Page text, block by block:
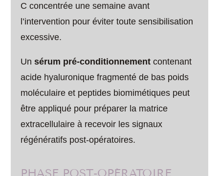
C concentrée une semaine avant
l’intervention pour éviter toute sensibilisation
excessive.
Unsérum pré-conditionnement contenant
acide hyaluronique fragmenté de bas poids
moléculaire et peptides biomimétiques peut
être appliqué pour préparer la matrice
extracellulaire à recevoir les signaux
régénératifs post-opératoires.
PHASE POST-OPÉRATOIRE